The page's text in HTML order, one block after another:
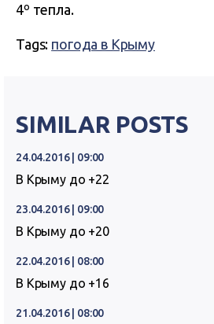
4º тепла.
Tags: погода в Крыму
SIMILAR POSTS
24.04.2016 | 09:00
В Крыму до +22
23.04.2016 | 09:00
В Крыму до +20
22.04.2016 | 08:00
В Крыму до +16
21.04.2016 | 08:00